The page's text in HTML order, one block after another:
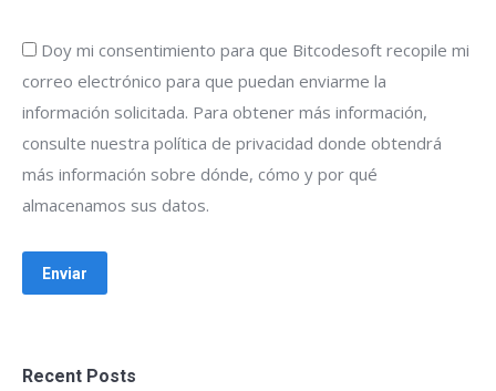
Doy mi consentimiento para que Bitcodesoft recopile mi
correo electrónico para que puedan enviarme la
información solicitada. Para obtener más información,
consulte nuestra política de privacidad donde obtendrá
más información sobre dónde, cómo y por qué
almacenamos sus datos.
Recent Posts